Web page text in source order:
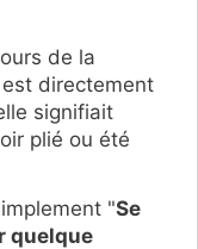
de la
directement
signifiait
plié ou été
"Se
quelque